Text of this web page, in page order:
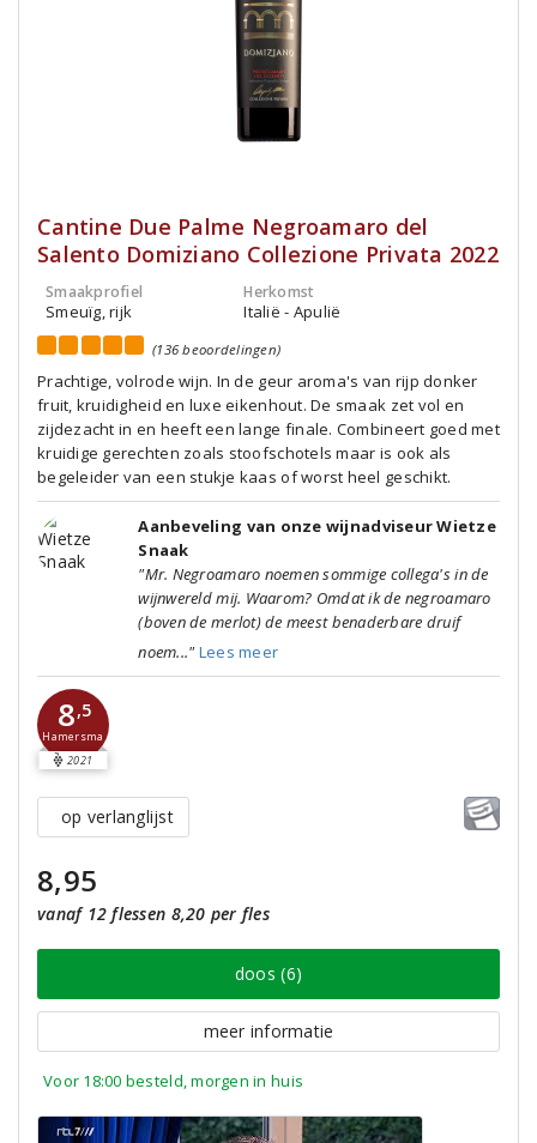
Cantine Due Palme Negroamaro del
Salento Domiziano Collezione Privata 2022
Smaakprofiel
Smeuïg, rijk
Herkomst
Italië - Apulië
(136 beoordelingen)
Prachtige, volrode wijn. In de geur aroma's van rijp donker
fruit, kruidigheid en luxe eikenhout. De smaak zet vol en
zijdezacht in en heeft een lange finale. Combineert goed met
kruidige gerechten zoals stoofschotels maar is ook als
begeleider van een stukje kaas of worst heel geschikt.
Aanbeveling van onze wijnadviseur Wietze
Snaak
"Mr. Negroamaro noemen sommige collega's in de
wijnwereld mij. Waarom? Omdat ik de negroamaro
(boven de merlot) de meest benaderbare druif
noem..." Lees meer
8,5
Hamersma
2021
op verlanglijst
8,95
vanaf 12 flessen 8,20 per fles
doos (6)
meer informatie
Voor 18:00 besteld, morgen in huis